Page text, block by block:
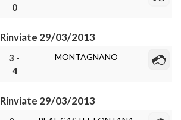
0
Rinviate 29/03/2013
3 -
4
MONTAGNANO
Rinviate 29/03/2013